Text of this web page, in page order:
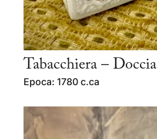
Tabacchiera – Doccia
Epoca: 1780 c.ca